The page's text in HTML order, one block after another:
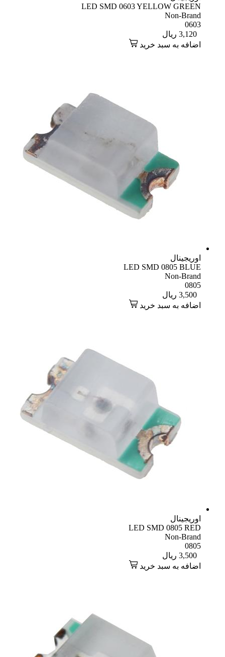
LED SMD 0603 YELLOW GREEN
Non-Brand
0603
3,120 ریال
اضافه به سبد خرید
اوریجینال
LED SMD 0805 BLUE
Non-Brand
0805
3,500 ریال
اضافه به سبد خرید
اوریجینال
LED SMD 0805 RED
Non-Brand
0805
3,500 ریال
اضافه به سبد خرید